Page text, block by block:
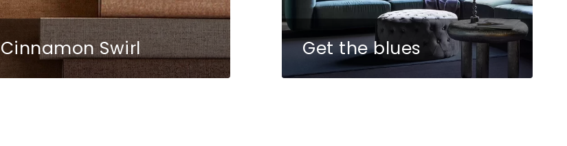
Cinnamon Swirl Get the blues